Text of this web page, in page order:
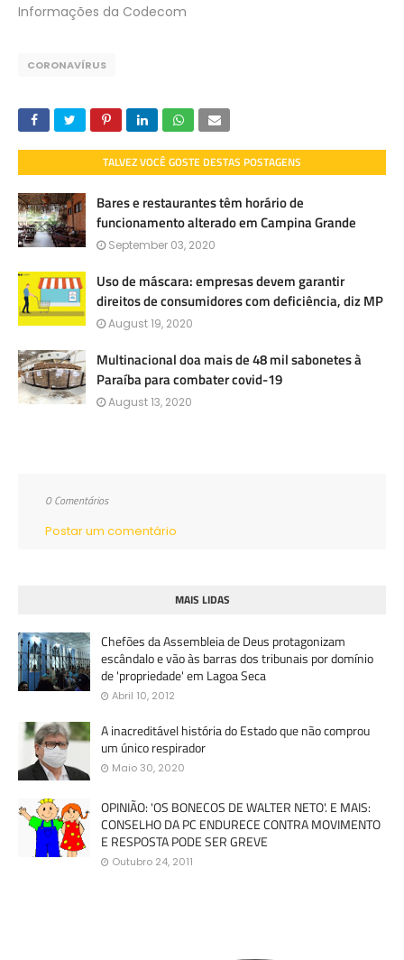
Informações da Codecom
CORONAVÍRUS
TALVEZ VOCÊ GOSTE DESTAS POSTAGENS
Bares e restaurantes têm horário de
funcionamento alterado em Campina Grande
September 03, 2020
Uso de máscara: empresas devem garantir
direitos de consumidores com deficiência, diz MP
August 19, 2020
Multinacional doa mais de 48 mil sabonetes à
Paraíba para combater covid-19
August 13, 2020
0 Comentários
Postar um comentário
MAIS LIDAS
Chefões da Assembleia de Deus protagonizam
escândalo e vão às barras dos tribunais por domínio
de 'propriedade' em Lagoa Seca
Abril 10, 2012
A inacreditável história do Estado que não comprou
um único respirador
Maio 30, 2020
OPINIÃO: 'OS BONECOS DE WALTER NETO'. E MAIS:
CONSELHO DA PC ENDURECE CONTRA MOVIMENTO
E RESPOSTA PODE SER GREVE
Outubro 24, 2011